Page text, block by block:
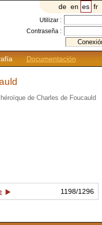
Documentación
de en es fr
Utilizar :
Contraseña :
de Charles de Foucauld
1198/1296